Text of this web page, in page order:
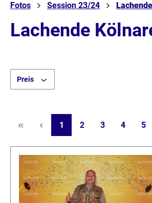
Fotos Session 23/24
Lachende
Preis
Seite
1 Seite
2 Seite
3 Seite
4 5